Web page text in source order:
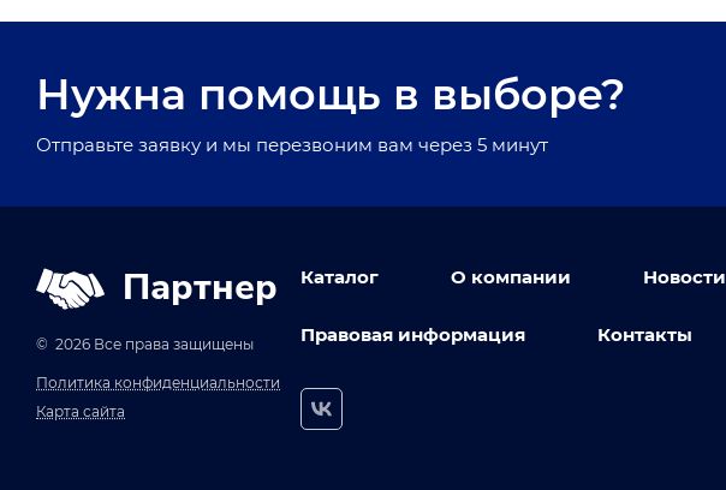
Нужна помощь в выборе?
Отправьте заявку и мы перезвоним вам через 5 минут
Партнер
© 2026 Все права защищены
Политика конфиденциальности
Карта сайта
Каталог О компании Новости
Правовая информация Контакты